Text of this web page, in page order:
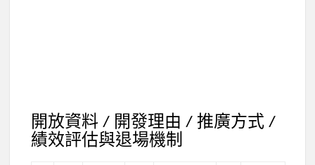
開放資料 / 開發理由 / 推廣方式 /
績效評估與退場機制